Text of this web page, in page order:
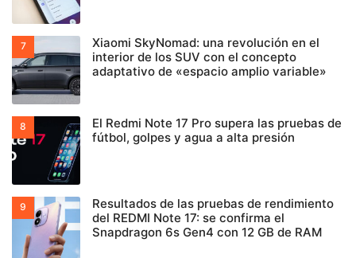
Xiaomi SkyNomad: una revolución en el
interior de los SUV con el concepto
adaptativo de «espacio amplio variable»
El Redmi Note 17 Pro supera las pruebas de
fútbol, golpes y agua a alta presión
Resultados de las pruebas de rendimiento
del REDMI Note 17: se confirma el
Snapdragon 6s Gen4 con 12 GB de RAM